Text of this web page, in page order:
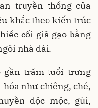
truyền thống của
khắc theo kiến trúc
cối giã gạo bằng
nhà dài.
gần trăm tuổi trưng
như chiêng, ché,
độc mộc, gùi,